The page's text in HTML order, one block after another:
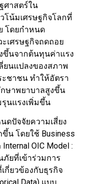
ศาสตร์ใน
โน้มเศรษฐกิจโลกที่
โดยกำหนด
เศรษฐกิจถดถอย
ขึ้นจากต้นทุนค่าแรง
ยนแปลงของสภาพ
ชาชน ทำให้อัตรา
ษาพยาบาลสูงขึ้น
นแรงเพิ่มขึ้น
ดปัจจัยความเสี่ยง
น โดยใช้ Business
OIC Model :
ภัยที่เข้าร่วมการ
กี่ยวข้องกับธุรกิจ